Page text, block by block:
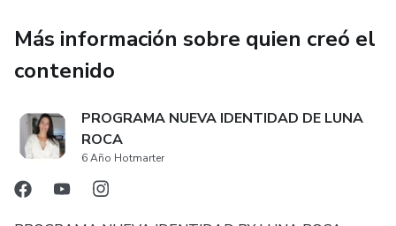
Más información sobre quien creó el
contenido
PROGRAMA NUEVA IDENTIDAD DE LUNA
ROCA
6 Año Hotmarter